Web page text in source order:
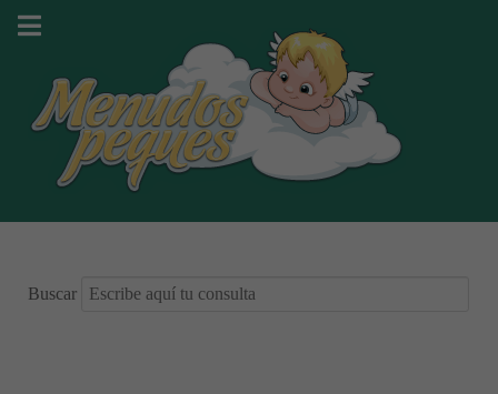
Buscar